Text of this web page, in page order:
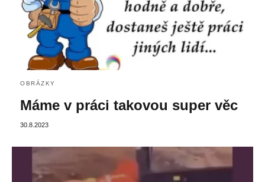
OBRÁZKY
Máme v práci takovou super věc
30.8.2023